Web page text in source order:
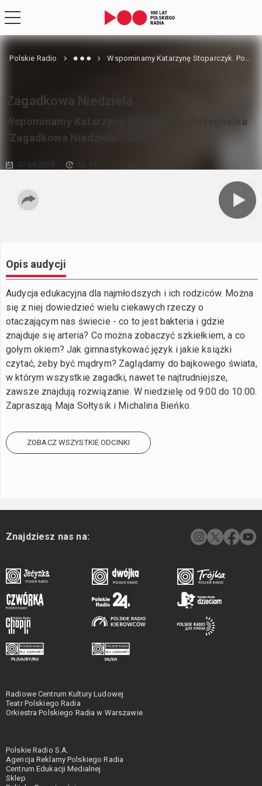
Polskie Radio Wspominamy Katarzynę Stoparczyk. Pożegnalna "Zagadkowa Niedziela". Część 1
Zagadkowa Niedziela
Wspominamy Katarzynę Stoparczyk. Pożegnalna
"Zagadkowa Niedziela". Część 1
07.09.2025 52:41
Opis audycji
Audycja edukacyjna dla najmłodszych i ich rodziców. Można
się z niej dowiedzieć wielu ciekawych rzeczy o
otaczającym nas świecie - co to jest bakteria i gdzie
znajduje się arteria? Co można zobaczyć szkiełkiem, a co
gołym okiem? Jak gimnastykować język i jakie książki
czytać, żeby być mądrym? Zaglądamy do bajkowego świata,
w którym wszystkie zagadki, nawet te najtrudniejsze,
zawsze znajdują rozwiązanie. W niedzielę od 9:00 do 10:00.
Zapraszają Maja Sołtysik i Michalina Bieńko.
ZOBACZ WSZYSTKIE ODCINKI
Znajdziesz nas na:
Radiowe Centrum Kultury Ludowej
Teatr Polskiego Radia
Orkiestra Polskiego Radia w Warszawie
Polskie Radio S.A.
Agencja Reklamy Polskiego Radia
Centrum Edukacji Medialnej
Sklep